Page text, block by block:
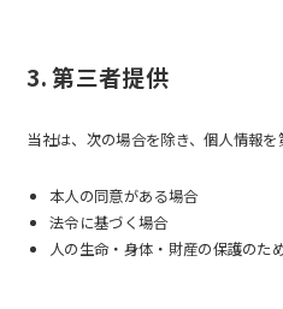
3. 第三者提供
当社は、次の場合を除き、個人情報を
本人の同意がある場合
法令に基づく場合
人の生命・身体・財産の保護のた